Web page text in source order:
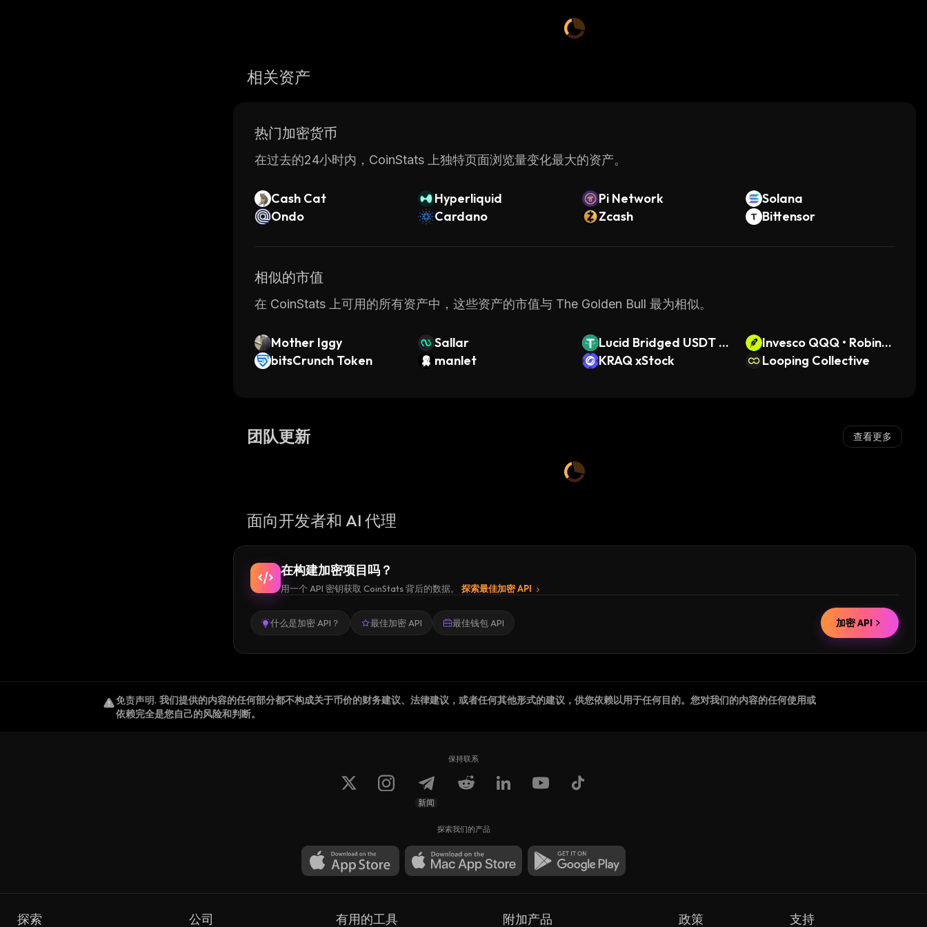
相关资产
热门加密货币
在过去的24小时内，CoinStats 上独特页面浏览量变化最大的资产。
Cash Cat Hyperliquid Pi Network
Solana
Ondo
Cardano Zcash Bittensor
相似的市值
在 CoinStats 上可用的所有资产中，这些资产的市值与 The Golden Bull 最为相似。
Mother Iggy Sallar
Lucid Bridged USDT (R
edbelly)
Invesco QQQ • Robinh
ood Token
bitsCrunch Token manlet KRAQ xStock Looping Collective
团队更新 查看更多
面向开发者和 AI 代理
在构建加密项目吗？
用一个 API 密钥获取 CoinStats 背后的数据。 探索最佳加密 API
什么是加密 API？ 最佳加密 API 最佳钱包 API 加密 API
免责声明. 我们提供的内容的任何部分都不构成关于币价的财务建议、法律建议，或者任何其他形式的建议，供您依赖以用于任何目的。您对我们的内容的任何使用或
依赖完全是您自己的风险和判断。
保持联系
新闻
探索我们的产品
探索 公司 有用的工具 附加产品 政策 支持